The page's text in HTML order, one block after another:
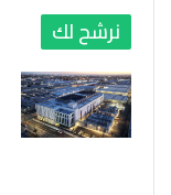
نرشح لك